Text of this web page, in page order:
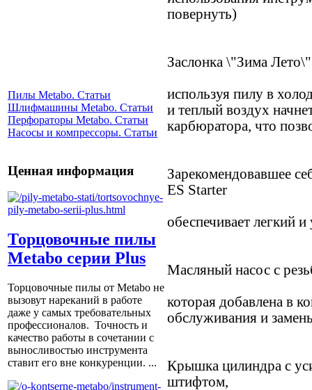
Пилы Metabo. Статьи
Шлифмашины Metabo. Статьи
Перфораторы Metabo. Статьи
Насосы и компрессоры. Статьи
Ценная информация
Торцовочные пилы
Metabo серии Plus
Торцовочные пилы от Metabo не
вызовут нареканий в работе
даже у самых требовательных
профессионалов. Точность и
качество работы в сочетании с
выносливостью инструмента
ставит его вне конкуренции. ...
повернуть)
Заслонка \"Зима Лето\"
используя пилу в
и теплый воздух
карбюратора, что
Зарекомендовавшее
ES Starter
обеспечивает легкий
Масляный насос с
которая добавлена в
обслуживания и
Крышка цилиндра с
штифтом,